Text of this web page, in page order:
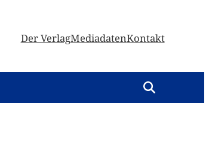
Der VerlagMediadatenKontakt